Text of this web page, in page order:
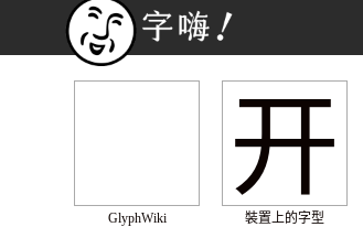
GlyphWiki
开
裝置上的字型